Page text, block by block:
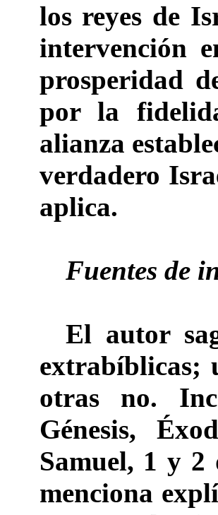
los reyes de
intervención
prosperidad
por la
alianza
verdadero
aplica.
Fuentes de
El autor
extrabíblicas;
otras no.
Génesis,
Samuel, 1 y 2
menciona